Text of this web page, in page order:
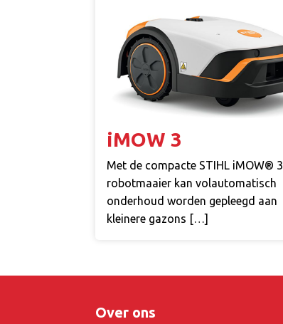
iMOW 3
Met de compacte STIHL iMOW® 3
robotmaaier kan volautomatisch
onderhoud worden gepleegd aan
kleinere gazons […]
Over ons